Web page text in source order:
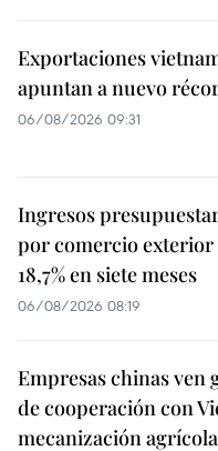
Exportaciones
apuntan a nuevo
06/08/2026 09:31
Ingresos
por comercio exterior
18,7% en siete meses
06/08/2026 08:19
Empresas chinas ven
de cooperación con
mecanización agrícola